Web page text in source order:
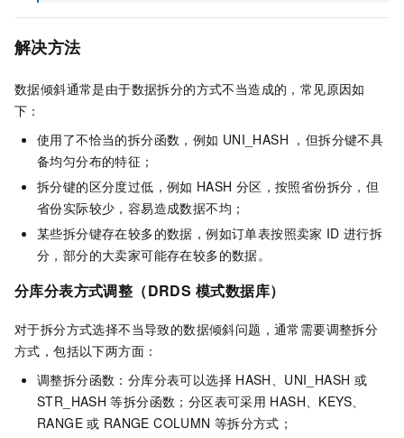
解决方法
数据倾斜通常是由于数据拆分的方式不当造成的，常见原因如
下：
使用了不恰当的拆分函数，例如 UNI_HASH ，但拆分键不具
备均匀分布的特征；
拆分键的区分度过低，例如 HASH 分区，按照省份拆分，但
省份实际较少，容易造成数据不均；
某些拆分键存在较多的数据，例如订单表按照卖家 ID 进行拆
分，部分的大卖家可能存在较多的数据。
分库分表方式调整 （DRDS 模式数据库）
对于拆分方式选择不当导致的数据倾斜问题，通常需要调整拆分
方式，包括以下两方面：
调整拆分函数：分库分表可以选择 HASH、UNI_HASH 或
STR_HASH 等拆分函数；分区表可采用 HASH、KEYS、
RANGE 或 RANGE COLUMN 等拆分方式；